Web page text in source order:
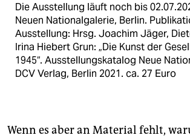
Die Ausstellung läuft noch bis
Neuen Nationalgalerie, Berlin.
Ausstellung: Hrsg. Joachim Jäger,
Irina Hiebert Grun: „Die Kunst der
1945“. Ausstellungskatalog Neue
DCV Verlag, Berlin 2021. ca. 27 Euro
Wenn es aber an Material fehlt,